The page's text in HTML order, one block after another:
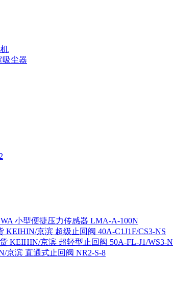
吸尘器
小型便捷压力传感器 LMA-A-100N
KEIHIN/京滨 超级止回阀 40A-C1J1F/CS3-NS
KEIHIN/京滨 超轻型止回阀 50A-FL-J1/WS3-N
京滨 直通式止回阀 NR2-S-8